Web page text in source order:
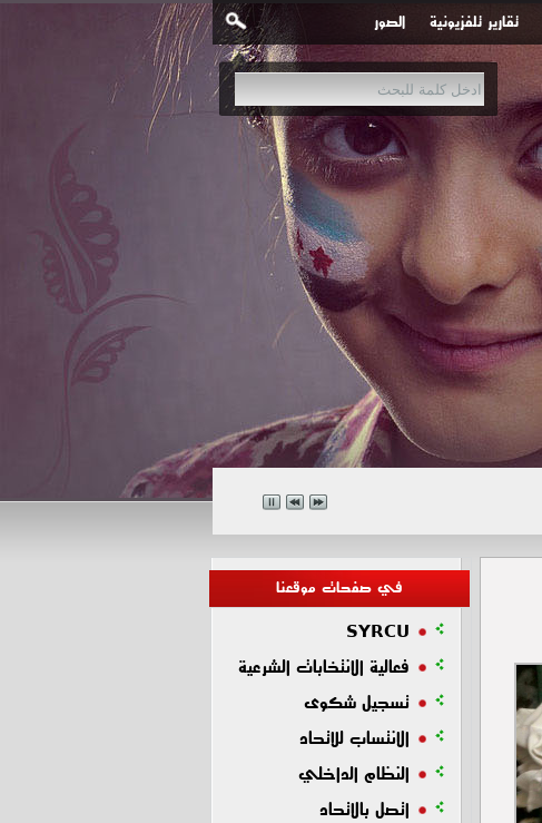
تقارير تلفزيونية الصور
في صفحات موقعنا
SYRCU
فعالية الانتخابات الشرعية
تسجيل شكوى
الانتساب للاتحاد
النظام الداخلي
اتصل بالاتحاد